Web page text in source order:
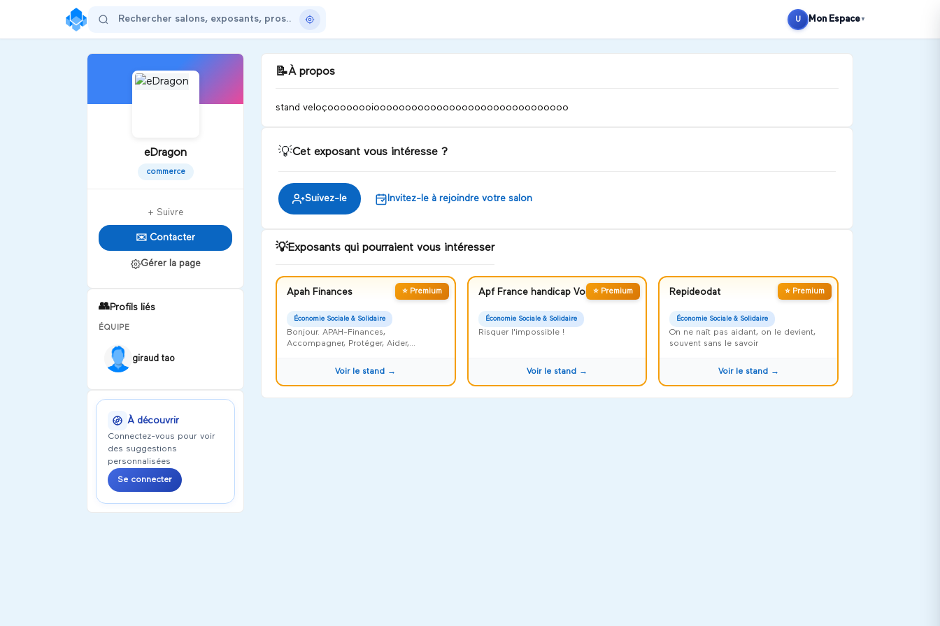
U Mon Espace ▼
eDragon
commerce
+ Suivre
✉️ Contacter
Gérer la page
👥Profils liés
ÉQUIPE
giraud tao
À découvrir
Connectez-vous pour voir
des suggestions
personnalisées
Se connecter
📝À propos
stand veloçoooooooiooooooooooooooooooooooooooooooo
💡Cet exposant vous intéresse ?
Suivez-le Invitez-le à rejoindre votre salon
💡Exposants qui pourraient vous intéresser
⭐ Premium
Apah Finances
Économie Sociale & Solidaire
Bonjour. APAH-Finances,
Accompagner, Protéger, Aider,
Voir le stand →
⭐ Premium
Apf France handicap Vosges
Économie Sociale & Solidaire
Risquer l'impossible !
Voir le stand →
⭐ Premium
Repideodat
Économie Sociale & Solidaire
On ne naît pas aidant, on le devient,
souvent sans le savoir
Voir le stand →